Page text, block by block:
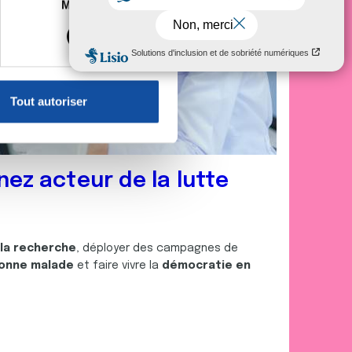
reportez-vous à lasection «
sur les cookies.
informations que
Marketing
Tout autoriser
acteur de la lutte
recherche, déployer des campagnes de
malade et faire vivre la démocratie en